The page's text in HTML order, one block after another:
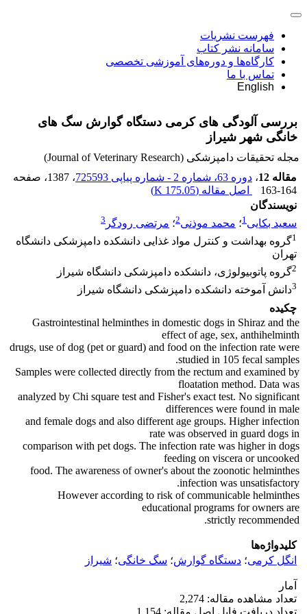
فهرست نشریات
سامانه نشر کتاب
کارگاه‌ها و دوره‌های آموزشی تخصصی
تماس با ما
English
بررسی آلودگی های کرمی دستگاه گوارش سگ های
خانگی شهر شیراز
مجله تحقیقات دامپزشکی (Journal of Veterinary Research)
مقاله 12
، دوره 63، شماره 2 - شماره پیاپی 725593 ، 1387
، صفحه
163-164
اصل مقاله (175.05 K
)
نویسندگان
سعید بکایی1؛ محمد موذنی2؛ مرتضی رودگر 3
1گروه بهداشت و کنترل مواد غذایی دانشکده دامپزشکی دانشگاه
تهران
2گروه پاتوبیولوژی، دانشکده دامپزشکی دانشگاه شیراز
3دانش آموخته دانشکده دامپزشکی دانشگاه شیراز
چکیده
Gastrointestinal helminthes in domestic dogs in Shiraz and the
effect of age, sex, anthihelminth
drugs, use of dog (pet or guard) and food on the infection rate were
studied in 105 fecal samples.
Samples were collected directly from the rectum and examined by
floatation method. Data was
analyzed by Chi square test and Fisher's exact test. No significant
differences were found in male
and female dogs and also different age groups. Higher infection
rate was observed in guard dogs in
comparison with pet dogs. The infection rate was higher in dogs
feeding on viscera or uncooked
food. The awareness of owner's about the zoonotic helminthes
infection was unsatisfactory.
However according to risk of communicable helminthes
educational programs for owners are
strictly recommended.
کلیدواژه‌ها
انگل کرمی؛ دستگاه گوارش؛ سگ خانگی؛ شیراز
آمار
تعداد مشاهده مقاله: 2,274
تعداد دریافت فایل اصل مقاله: 1,154